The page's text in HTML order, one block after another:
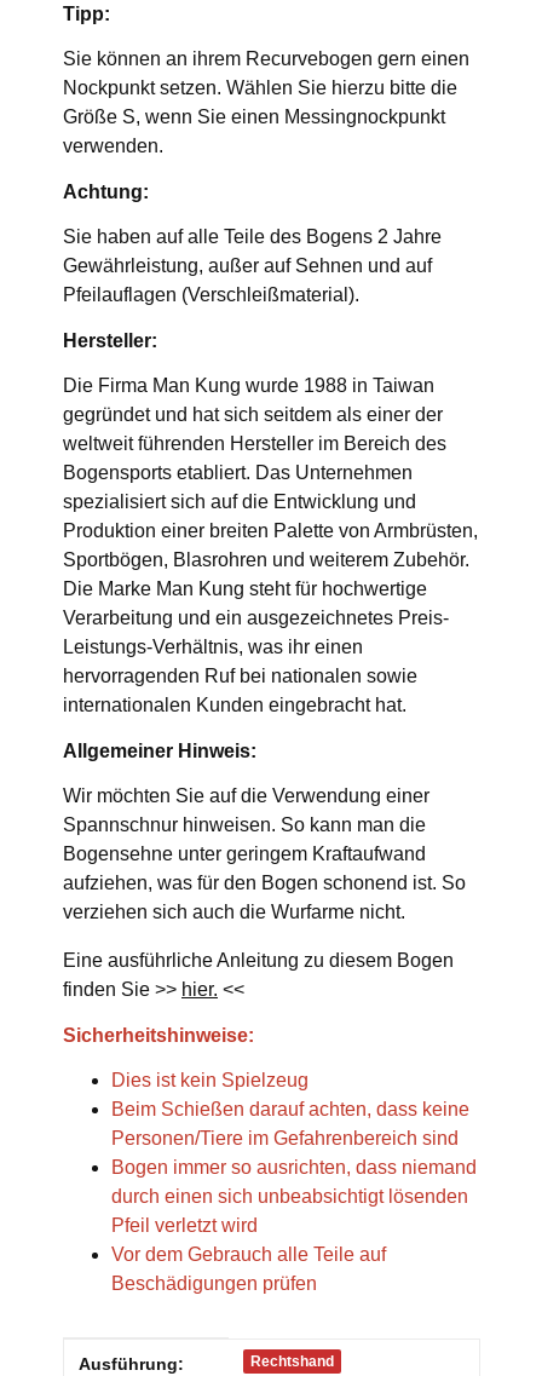
Tipp:
Sie können an ihrem Recurvebogen gern einen
Nockpunkt setzen. Wählen Sie hierzu bitte die
Größe S, wenn Sie einen Messingnockpunkt
verwenden.
Achtung:
Sie haben auf alle Teile des Bogens 2 Jahre
Gewährleistung, außer auf Sehnen und auf
Pfeilauflagen (Verschleißmaterial).
Hersteller:
Die Firma Man Kung wurde 1988 in Taiwan
gegründet und hat sich seitdem als einer der
weltweit führenden Hersteller im Bereich des
Bogensports etabliert. Das Unternehmen
spezialisiert sich auf die Entwicklung und
Produktion einer breiten Palette von Armbrüsten,
Sportbögen, Blasrohren und weiterem Zubehör.
Die Marke Man Kung steht für hochwertige
Verarbeitung und ein ausgezeichnetes Preis-
Leistungs-Verhältnis, was ihr einen
hervorragenden Ruf bei nationalen sowie
internationalen Kunden eingebracht hat.
Allgemeiner Hinweis:
Wir möchten Sie auf die Verwendung einer
Spannschnur hinweisen. So kann man die
Bogensehne unter geringem Kraftaufwand
aufziehen, was für den Bogen schonend ist. So
verziehen sich auch die Wurfarme nicht.
Eine ausführliche Anleitung zu diesem Bogen
finden Sie >> hier. <<
Sicherheitshinweise:
Dies ist kein Spielzeug
Beim Schießen darauf achten, dass keine
Personen/Tiere im Gefahrenbereich sind
Bogen immer so ausrichten, dass niemand
durch einen sich unbeabsichtigt lösenden
Pfeil verletzt wird
Vor dem Gebrauch alle Teile auf
Beschädigungen prüfen
Produkteigenschaft
Wert
Ausführung: Rechtshand